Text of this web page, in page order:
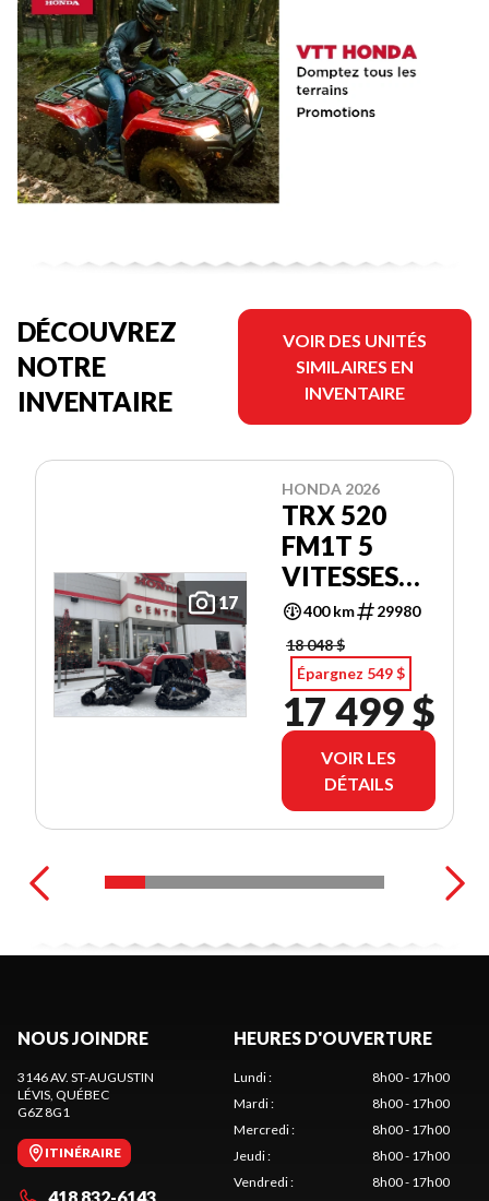
DÉCOUVREZ
NOTRE
INVENTAIRE
VOIR DES UNITÉS
SIMILAIRES EN
INVENTAIRE
17
HONDA 2026
TRX 520
FM1T 5
VITESSES
AU PIED
400 km
29980
18 048 $
Épargnez 549 $
17 499 $
VOIR LES
DÉTAILS
NOUS JOINDRE
3146 AV. ST-AUGUSTIN
LÉVIS, QUÉBEC
G6Z 8G1
ITINÉRAIRE
HEURES D'OUVERTURE
Lundi:
8h00 - 17h00
Mardi:
8h00 - 17h00
Mercredi:
8h00 - 17h00
Jeudi:
8h00 - 17h00
Vendredi:
8h00 - 17h00